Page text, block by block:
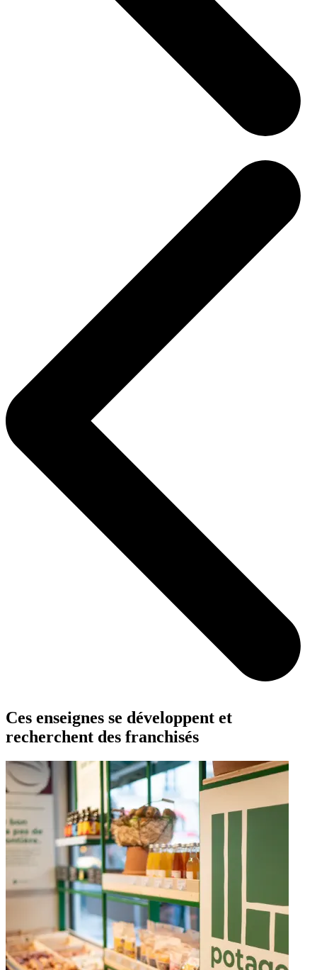
Ces enseignes se développent et
recherchent des franchisés